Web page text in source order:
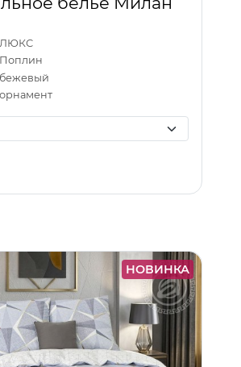
ЛЮКС
Поплин
бежевый
орнамент
НОВИНКА